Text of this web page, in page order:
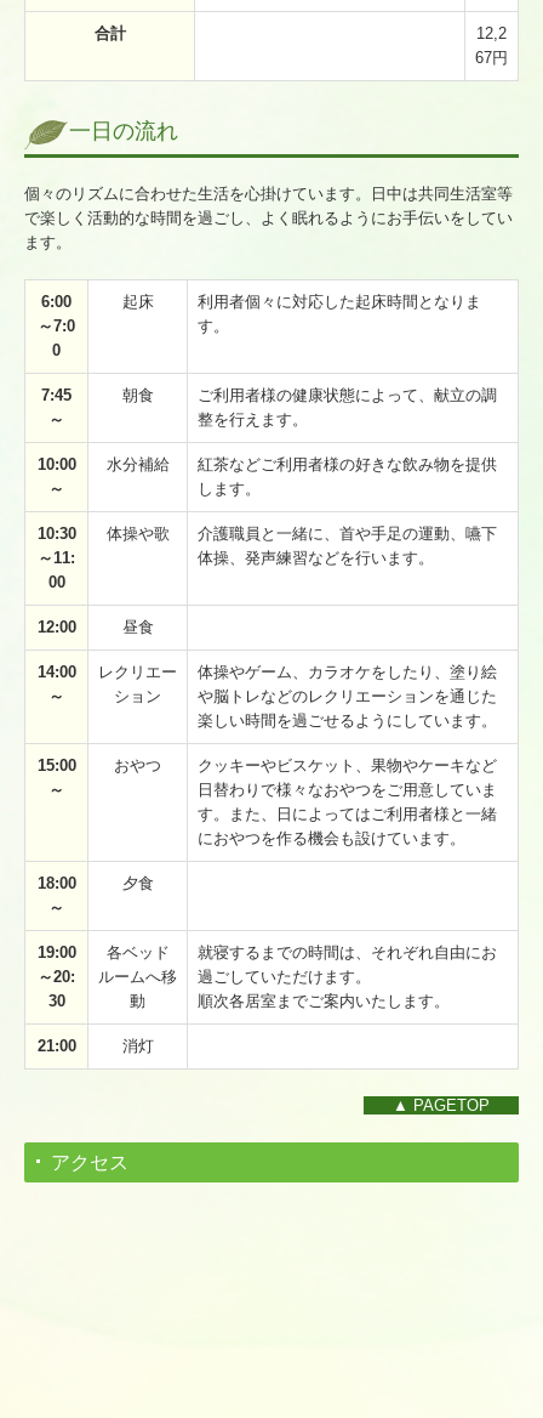
合計
12,2
67円
一日の流れ
個々のリズムに合わせた生活を心掛けています。日中は共同生活室等
で楽しく活動的な時間を過ごし、よく眠れるようにお手伝いをしてい
ます。
6:00
～7:0
0
起床
利用者個々に対応した起床時間となりま
す。
7:45
～
朝食
ご利用者様の健康状態によって、献立の調
整を行えます。
10:00
～
水分補給
紅茶などご利用者様の好きな飲み物を提供
します。
10:30
～11:
00
体操や歌
介護職員と一緒に、首や手足の運動、嚥下
体操、発声練習などを行います。
12:00 昼食
14:00
～
レクリエー
ション
体操やゲーム、カラオケをしたり、塗り絵
や脳トレなどのレクリエーションを通じた
楽しい時間を過ごせるようにしています。
15:00
～
おやつ
クッキーやビスケット、果物やケーキなど
日替わりで様々なおやつをご用意していま
す。また、日によってはご利用者様と一緒
におやつを作る機会も設けています。
18:00
～
夕食
19:00
～20:
30
各ベッド
ルームへ移
動
就寝するまでの時間は、それぞれ自由にお
過ごしていただけます。
順次各居室までご案内いたします。
21:00 消灯
▲ PAGETOP
アクセス